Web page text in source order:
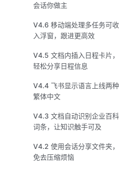
会话你做主
V4.6 移动端处理多任务可收
入浮窗，跟进更高效
V4.5 文档内插入日程卡片，
轻松分享日程信息
V4.4 飞书显示语言上线两种
繁体中文
V4.3 文档自动识别企业百科
词条，让知识触手可及
V4.2 使用会话分享文件夹，
免去压缩烦恼